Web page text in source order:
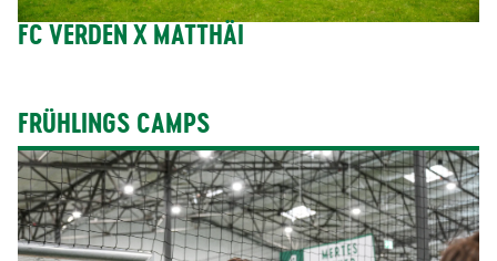
FC VERDEN X MATTHÄI
FRÜHLINGS CAMPS